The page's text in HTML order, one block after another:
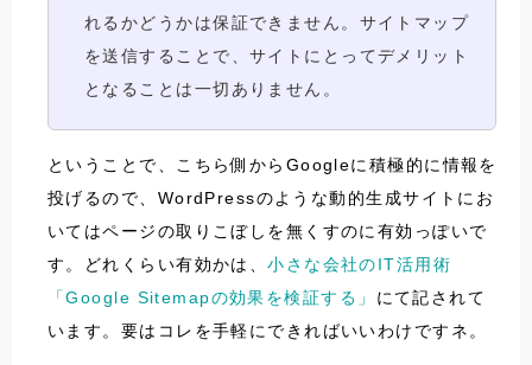
れるかどうかは保証できません。サイトマップ
を送信することで、サイトにとってデメリット
となることは一切ありません。
ということで、こちら側からGoogleに積極的に情報を
投げるので、WordPressのような動的生成サイトにお
いてはページの取りこぼしを無くすのに有効っぽいで
す。どれくらい有効かは、小さな会社のIT活用術
「Google Sitemapの効果を検証する」 にて記されて
います。要はコレを手軽にできればいいわけですネ。